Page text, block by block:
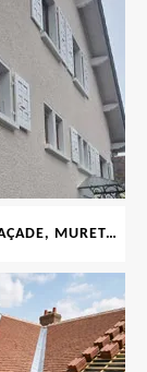
PEINTURE FAÇADE, MURET, TOITURE, BOISERIE, FERRONERIE, GOUTTIÈRE 69